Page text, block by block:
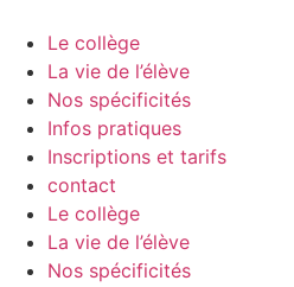
contenu
Le collège
La vie de l’élève
Nos spécificités
Infos pratiques
Inscriptions et tarifs
contact
Le collège
La vie de l’élève
Nos spécificités